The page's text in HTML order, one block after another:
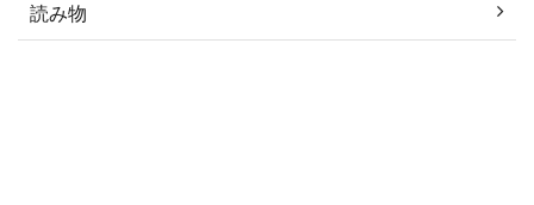
読み物